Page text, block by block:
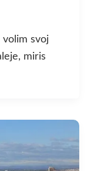
volim svoj
miris